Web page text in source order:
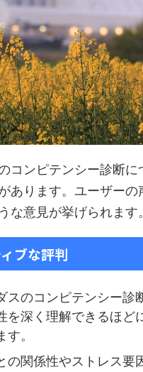
コンピテンシー診断
あります。ユーザーの
な意見が挙げられます。
ブな評判
スのコンピテンシー診
を深く理解できるほど
す。
の関係性やストレス要